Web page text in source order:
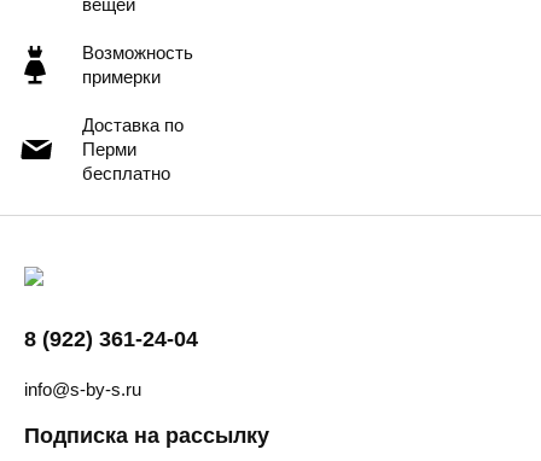
вещей
Возможность
примерки
Доставка по
Перми
бесплатно
8 (922) 361-24-04
info@s-by-s.ru
Подписка на рассылку